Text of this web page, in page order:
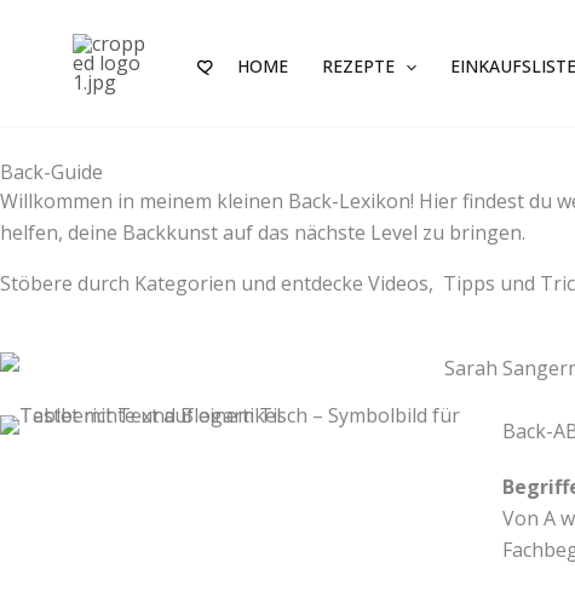
springen
HOME REZEPTE EINKAUFSLISTE
Back-Guide
Willkommen in meinem kleinen Back-Lexikon! Hier findest du
helfen, deine Backkunst auf das nächste Level zu bringen.
Stöbere durch Kategorien und entdecke Videos, Tipps und
Back-
Von A